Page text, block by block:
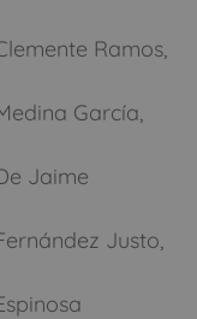
Ramos,
García,
Jaime
Justo,